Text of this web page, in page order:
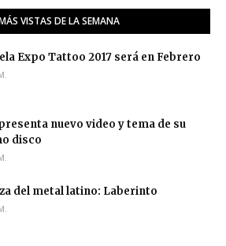
VISTAS DE LA SEMANA
Expo Tattoo 2017 será en Febrero
nuevo video y tema de su
disco
del metal latino: Laberinto